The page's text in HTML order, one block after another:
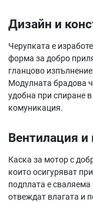
Дизайн и
Черупката е
форма за добро
гланцово
Модулната брадова
удобна при спиране
комуникация.
Вентилация
Каска за мотор с
които осигуряват
подплата е
отвеждат влагата и